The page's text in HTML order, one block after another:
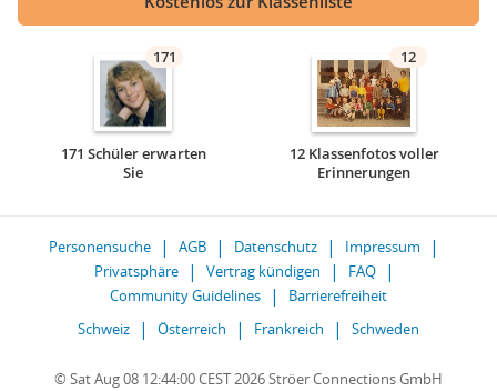
171
171 Schüler erwarten
Sie
12
12 Klassenfotos voller
Erinnerungen
Personensuche AGB Datenschutz
Impressum
Privatsphäre
Vertrag kündigen
FAQ
Community Guidelines
Barrierefreiheit
Schweiz
Österreich Frankreich Schweden
© Sat Aug 08 12:44:00 CEST 2026 Ströer Connections GmbH